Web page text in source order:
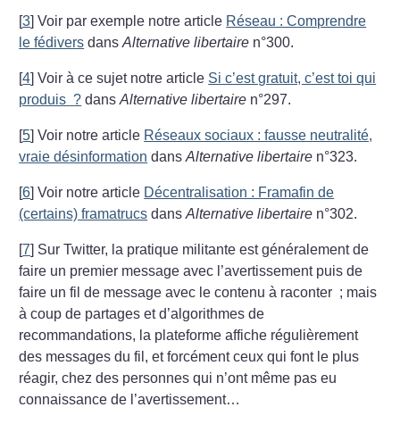
[3]Voir par exemple notre article Réseau : Comprendre
le fédivers dansAlternative libertaire n°300.
[4]Voir à ce sujet notre article Si c’est gratuit, c’est toi qui
produis ? dansAlternative libertaire n°297.
[5]Voir notre article Réseaux sociaux : fausse neutralité,
vraie désinformation dansAlternative libertaire n°323.
[6]Voir notre article Décentralisation : Framafin de
(certains) framatrucs dansAlternative libertaire n°302.
[7] Sur Twitter, la pratique militante est généralement de
faire un premier message avec l’avertissement puis de
faire un fil de message avec le contenu à raconter ; mais
à coup de partages et d’algorithmes de
recommandations, la plateforme affiche régulièrement
des messages du fil, et forcément ceux qui font le plus
réagir, chez des personnes qui n’ont même pas eu
connaissance de l’avertissement…